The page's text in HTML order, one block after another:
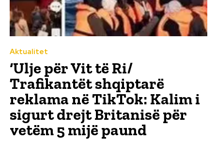
Aktualitet
‘Ulje për Vit të Ri/
Trafikantët shqiptarë
reklama në TikTok: Kalim i
sigurt drejt Britanisë për
vetëm 5 mijë paund